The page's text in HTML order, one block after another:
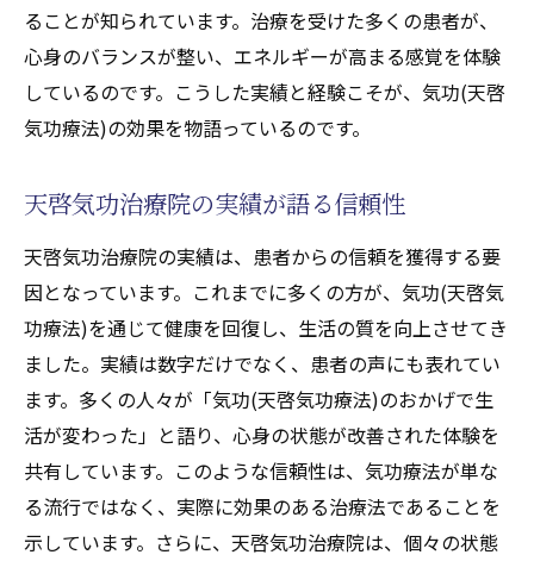
ることが知られています。治療を受けた多くの患者が、
心身のバランスが整い、エネルギーが高まる感覚を体験
しているのです。こうした実績と経験こそが、気功(天啓
気功療法)の効果を物語っているのです。
天啓気功治療院の実績が語る信頼性
天啓気功治療院の実績は、患者からの信頼を獲得する要
因となっています。これまでに多くの方が、気功(天啓気
功療法)を通じて健康を回復し、生活の質を向上させてき
ました。実績は数字だけでなく、患者の声にも表れてい
ます。多くの人々が「気功(天啓気功療法)のおかげで生
活が変わった」と語り、心身の状態が改善された体験を
共有しています。このような信頼性は、気功療法が単な
る流行ではなく、実際に効果のある治療法であることを
示しています。さらに、天啓気功治療院は、個々の状態